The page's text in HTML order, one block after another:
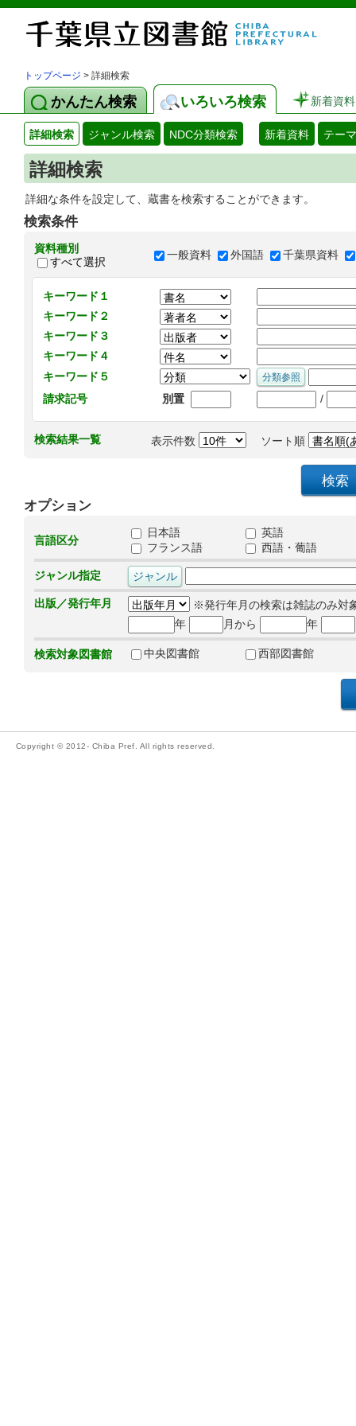
トップページ > 詳細検索
かんたん検索 いろいろ検索 新着資料
詳細検索 ジャンル検索 NDC分類検索 新着資料 テー
詳細検索
詳細な条件を設定して、蔵書を検索することができます。
検索条件
資料種別
すべて選択
一般資料 外国語 千葉県資料
キーワード１
キーワード２
キーワード３
キーワード４
キーワード５
請求記号
別置 /
検索結果一覧 表示件数 ソート順
オプション
言語区分
日本語
英語
フランス語
西語・葡語
ジャンル指定
出版／発行年月
※発行年月の検索は雑誌のみ対
年
月から 年
検索対象図書館 中央図書館 西部図書館
Copyright © 2012- Chiba Pref. All rights reserved.